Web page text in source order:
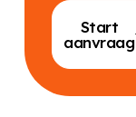
Start
aanvraag